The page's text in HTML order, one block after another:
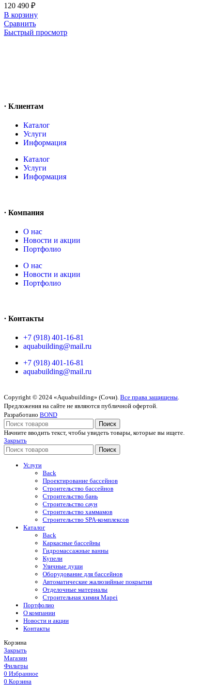
120 490 ₽
В корзину
Сравнить
Быстрый просмотр
· Клиентам
Каталог
Услуги
Информация
Каталог
Услуги
Информация
· Компания
O нас
Новости и акции
Портфолио
O нас
Новости и акции
Портфолио
· Контакты
+7 (918) 401-16-81
aquabuilding@mail.ru
+7 (918) 401-16-81
aquabuilding@mail.ru
Copyright © 2024 «Aquabuilding» (Сочи). Все права защищены.
Предложения на сайте не являются публичной офертой.
Разработано BOND
Поиск
Начните вводить текст, чтобы увидеть товары, которые вы ищете.
Закрыть
Поиск
Услуги
Back
Проектирование бассейнов
Строительство бассейнов
Строительство бань
Строительство саун
Строительство хаммамов
Строительство SPA-комплексов
Каталог
Back
Каркасные бассейны
Гидромассажные ванны
Купели
Уличные души
Оборудование для бассейнов
Автоматические жалюзийные покрытия
Отделочные материалы
Строительная химия Mapei
Портфолио
O компании
Новости и акции
Контакты
Корзина
Закрыть
Магазин
Фильтры
0 Избранное
0 Корзина